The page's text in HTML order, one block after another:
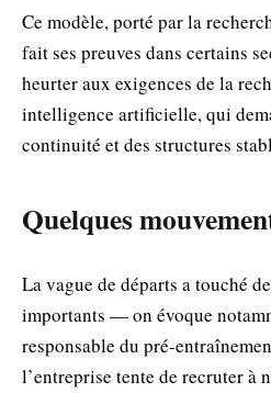
Ce modèle, porté par la
fait ses preuves dans certains
heurter aux exigences de la
intelligence artificielle, qui
continuité et des structures
Quelques
La vague de départs a touché
importants — on évoque
responsable du pré-
l’entreprise tente de recruter à